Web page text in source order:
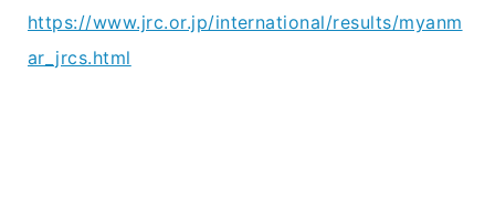
https://www.jrc.or.jp/international/results/myanm
ar_jrcs.html